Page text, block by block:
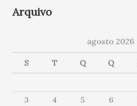
Arquivo
agosto 2026
S T Q Q
3
4 5 6